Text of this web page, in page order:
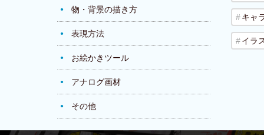
物・背景の描き方
表現方法
お絵かきツール
アナログ画材
その他
キャ
イラ